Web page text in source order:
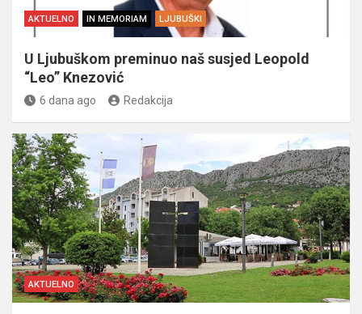
AKTUELNO IN MEMORIAM LJUBUŠKI
U Ljubuškom preminuo naš susjed Leopold
“Leo” Knezović
6 dana ago Redakcija
AKTUELNO